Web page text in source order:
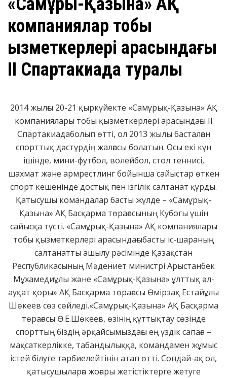
компаниялар тобы
қызметкерлері арасындағы
ІІ Спартакиада туралы
2014 жылғы 20-21 қыркүйекте «Самұрық-Қазына» АҚ
компаниялары тобы қызметкерлері арасындағы ІІ
Спартакиадаболып өтті, ол 2013 жылы басталған
спорттық дәстүрдің жалғасы болатын. Осы екі күн
ішінде, мини-футбол, волейбол, стол теннисі,
шахмат және армрестлинг бойынша сайыстар өткен
спорт кешенінде достық пен ізгілік салтанат құрды.
Қатысушы командалар басты жүлде – «Самұрық-
Қазына» АҚ Басқарма төрағасының Кубогы үшін
сайысқа түсті. «Самұрық-Қазына» АҚ компаниялары
тобы қызметкерлері арасындағыбасты іс-шараның
салтанатты ашылу рәсімінде Қазақстан
Республикасының Мәдениет министрі Арыстанбек
Мұхамедиұлы және «Самұрық-Қазына» ұлттық әл-
ауқат қоры» АҚ Басқарма төрағасы Өмірзақ Естайұлы
Шөкеев сөз сөйледі.«Самұрық-Қазына» АҚ Басқарма
төрағасы Ө.Е.Шөкеев, өзінің құттықтау сөзінде
спорттың біздің әрқайсымыздағы ең үздік сапаға –
мақсаткерлікке, табандылыққа, командамен жұмыс
істей білуге тәрбиелейтінін атап өтті. Сондай-ақ ол,
қатысушыларға жоғары жетістіктерге жетуге